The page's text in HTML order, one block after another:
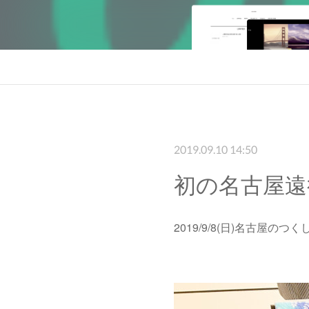
2019.09.10 14:50
初の名古屋
2019/9/8(日)名古屋のつく